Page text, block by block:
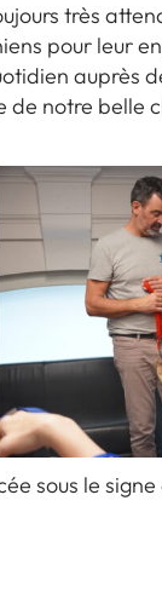
très
pour leur
auprès
de notre belle
sous le